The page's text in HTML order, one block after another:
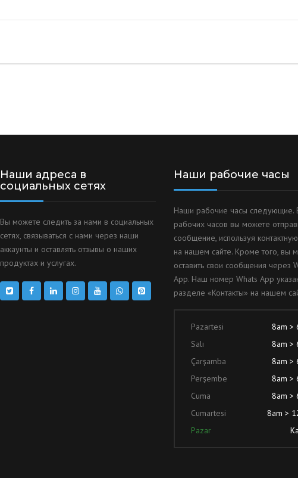
Наши адреса в
социальных сетях
Вы можете следить за нами в социальных
сетях, связываться с нами через наши
аккаунты и оставлять отзывы о наших
продуктах и услугах.
Наши рабочие часы
Наши рабочие часы следующие.
рабочих часов вы можете
сообщение, используя
на нашем сайте. Кроме того, вы
оставить свои сообщения через
App. Наш номер Whats App
разделе «Контакты» на нашем
Pazartesi
8am >
Salı
8am >
Çarşamba
8am >
Perşembe
8am >
Cuma
8am >
Cumartesi
8am >
Pazar